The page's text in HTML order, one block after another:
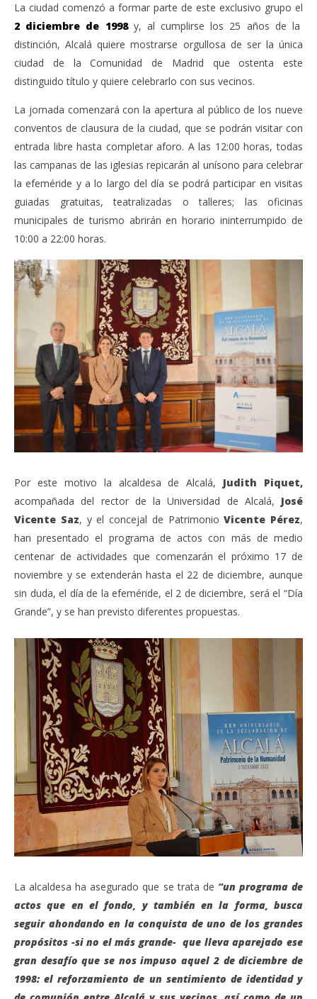
VIENDO AHORA
Alcalá de Henares celebra sus 25 años como Ciudad
Patrimonio de la Humanidad con un completo
programa de actos.
noviembre
Admin
La ciudad comenzó a formar parte de este exclusivo grupo el
2 diciembre de 1998y, al cumplirse los 25 años de la
distinción, Alcalá quiere mostrarse orgullosa de ser la única
ciudad de la Comunidad de Madrid que ostenta este
distinguido título y quiere celebrarlo con sus vecinos.
La jornada comenzará con la apertura al público de los nueve
conventos de clausura de la ciudad, que se podrán visitar con
entrada libre hasta completar aforo. A las 12:00 horas, todas
las campanas de las iglesias repicarán al unísono para celebrar
la efeméride y a lo largo del día se podrá participar en visitas
guiadas gratuitas, teatralizadas o talleres; las oficinas
municipales de turismo abrirán en horario ininterrumpido de
10:00 a 22:00 horas.
Por este motivo la alcaldesa de Alcalá, Judith Piquet,
acompañada del rector de la Universidad de Alcalá, José
Vicente Saz, y el concejal de PatrimonioVicente Pérez,
han presentado el programa de actos con más de medio
centenar de actividades que comenzarán el próximo 17 de
noviembre y se extenderán hasta el 22 de diciembre, aunque
sin duda, el día de la efeméride, el 2 de diciembre, será el “Día
Grande”, y se han previsto diferentes propuestas.
La alcaldesa ha asegurado que se trata de “un programa de
actos que en el fondo, y también en la forma, busca
seguir ahondando en la conquista de uno de los grandes
propósitos -si no el más grande- que lleva aparejado ese
gran desafío que se nos impuso aquel 2 de diciembre de
1998: el reforzamiento de un sentimiento de identidad y